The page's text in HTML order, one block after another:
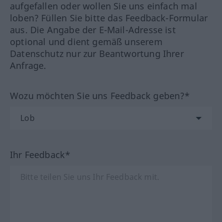
aufgefallen oder wollen Sie uns einfach mal
loben? Füllen Sie bitte das Feedback-Formular
aus. Die Angabe der E-Mail-Adresse ist
optional und dient gemäß unserem
Datenschutz nur zur Beantwortung Ihrer
Anfrage.
Wozu möchten Sie uns Feedback geben?*
Ihr Feedback*